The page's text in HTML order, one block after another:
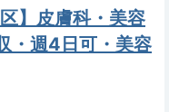
区】皮膚科・美容
・週4日可・美容